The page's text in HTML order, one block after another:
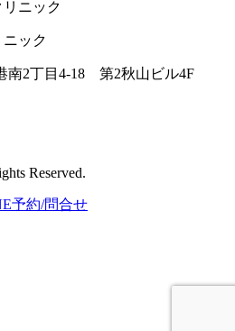
ック
南2丁目4-18 第2秋山ビル4F
Reserved.